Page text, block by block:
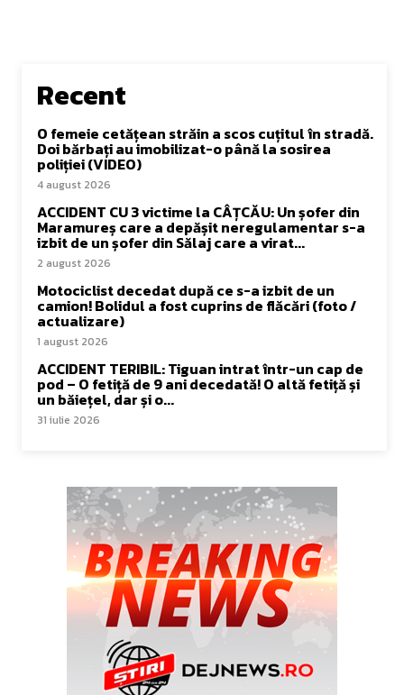
Recent
O femeie cetățean străin a scos cuțitul în stradă.
Doi bărbați au imobilizat-o până la sosirea
poliției (VIDEO)
4 august 2026
ACCIDENT CU 3 victime la CÂȚCĂU: Un șofer din
Maramureș care a depășit neregulamentar s-a
izbit de un șofer din Sălaj care a virat...
2 august 2026
Motociclist decedat după ce s-a izbit de un
camion! Bolidul a fost cuprins de flăcări (foto /
actualizare)
1 august 2026
ACCIDENT TERIBIL: Tiguan intrat într-un cap de
pod – O fetiță de 9 ani decedată! O altă fetiță și
un băiețel, dar și o...
31 iulie 2026